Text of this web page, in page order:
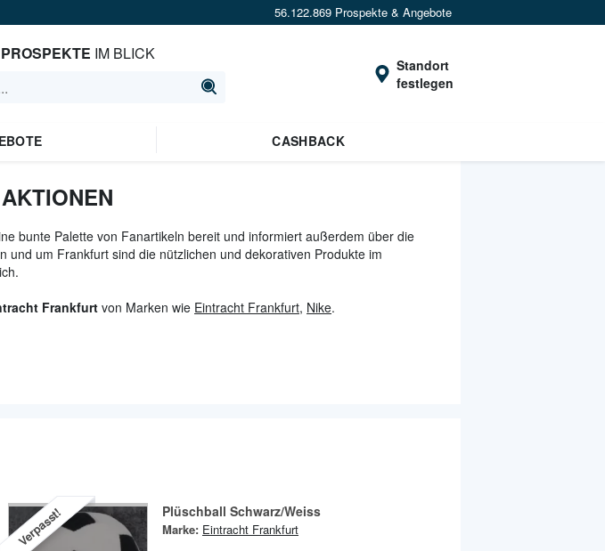
56.122.869 Prospekte & Angebote
PROSPEKTE IM BLICK
Standort
festlegen
CASHBACK
bunte Palette von Fanartikeln bereit und informiert außerdem über die
und um Frankfurt sind die nützlichen und dekorativen Produkte im
Frankfurt von Marken wie Eintracht Frankfurt, Nike.
Verpasst! Plüschball Schwarz/Weiss
Marke: Eintracht Frankfurt